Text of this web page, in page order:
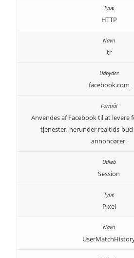
HTTP
tr
facebook.com
Anvendes af Facebook til at levere
tjenester, herunder realtids-
annoncører.
Session
Pixel